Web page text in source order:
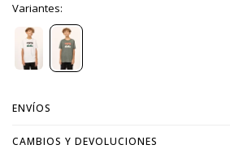
Variantes:
ENVÍOS
CAMBIOS Y DEVOLUCIONES